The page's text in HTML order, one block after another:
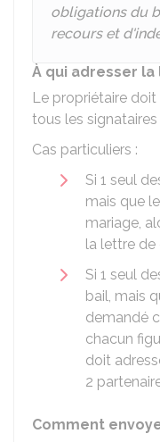
obligations du
recours et
À qui adresser
Le propriétaire
tous les signataires
Cas particuliers :
Si 1 seul
mais que
mariage,
la lettre de
Si 1 seul
bail, mais
demandé
chacun
doit
2
Comment